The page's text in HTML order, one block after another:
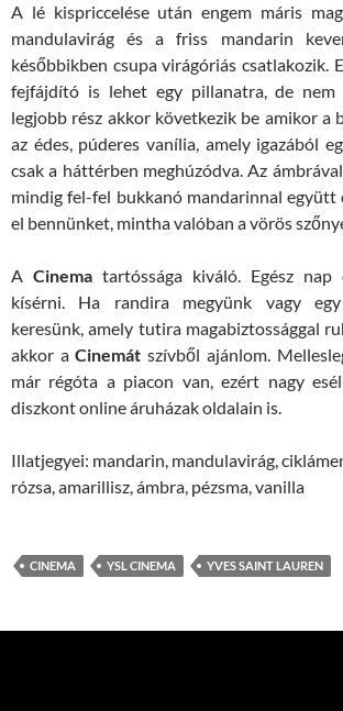
A lé kispriccelése után engem máris
mandulavirág és a friss mandarin
későbbikben csupa virágóriás csatlakozik.
fejfájdító is lehet egy pillanatra, de nem
legjobb rész akkor következik be amikor a
az édes, púderes vanília, amely igazából
csak a háttérben meghúzódva. Az
mindig fel-fel bukkanó mandarinnal együtt
el bennünket, mintha valóban a vörös
A Cinema tartóssága kiváló. Egész
kísérni. Ha randira megyünk vagy
keresünk, amely tutira magabiztossággal
akkor aCinemát szívből ajánlom.
már régóta a piacon van, ezért nagy
diszkont online áruházak oldalain is.
Illatjegyei: mandarin, mandulavirág,
rózsa, amarillisz, ámbra, pézsma, vanilla
CINEMA YSL CINEMA YVES SAINT LAUREN